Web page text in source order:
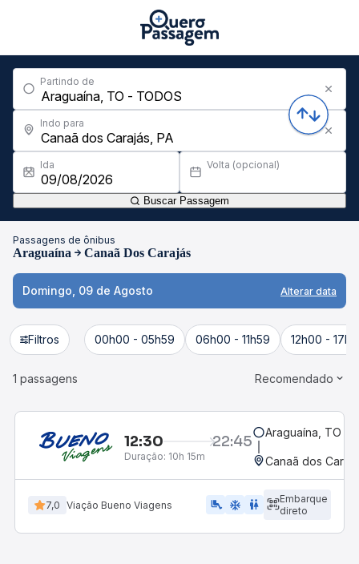
Partindo de
Indo para
Ida Volta (opcional)
Buscar Passagem
Passagens de ônibus
Araguaína Canaã Dos Carajás
Domingo, 09 de Agosto Alterar data
Filtros 00h00 - 05h59 06h00 - 11h59 12h00 -
1 passagens Recomendado
12:30 22:45
Duração: 10h 15m
Araguaína, TO
Canaã dos
7,0 Viação Bueno Viagens airline_seat_legroom_extra ac_unit WC
Embarque
direto